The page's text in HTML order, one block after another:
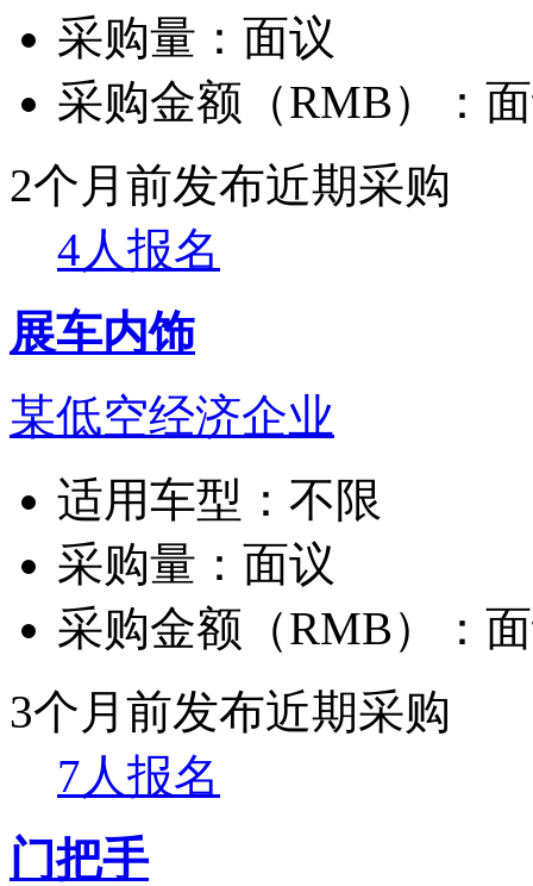
采购量： 面议
采购金额（RMB）：
2个月前发布近期采购
4人报名
展车内饰
某低空经济企业
适用车型： 不限
采购量： 面议
采购金额（RMB）：
3个月前发布近期采购
7人报名
门把手